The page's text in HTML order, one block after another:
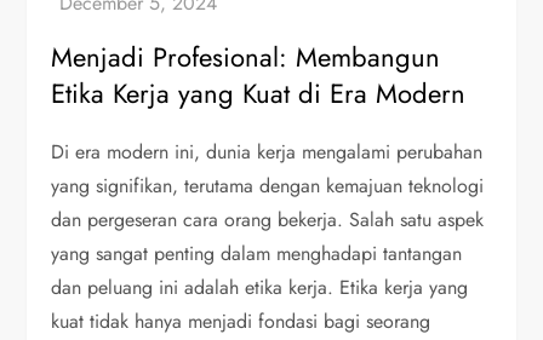
Menjadi Profesional: Membangun
Etika Kerja yang Kuat di Era Modern
Di era modern ini, dunia kerja mengalami perubahan
yang signifikan, terutama dengan kemajuan teknologi
dan pergeseran cara orang bekerja. Salah satu aspek
yang sangat penting dalam menghadapi tantangan
dan peluang ini adalah etika kerja. Etika kerja yang
kuat tidak hanya menjadi fondasi bagi seorang